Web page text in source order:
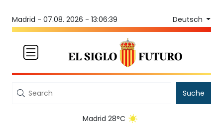
Madrid - 07.08. 2026 - 13:06:39 Deutsch
Suche
Madrid 28°C